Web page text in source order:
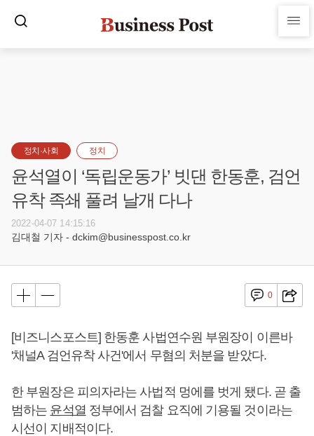
정치·사회 정치
윤석열이 ‘독립운동가’ 빗댄 한동훈, 검언
유착 족쇄 풀려 날개 다나
2022-04-07 14:15:16
김대철 기자 - dckim@businesspost.co.kr
0
[비즈니스포스트] 한동훈 사법연수원 부원장이 이른바
'채널A 검언유착 사건'에서 무혐의 처분을 받았다.
한 부원장은 피의자라는 사법적 멍에를 벗게 됐다. 곧 출
범하는 윤석열 정부에서 검찰 요직에 기용될 것이라는
시선이 지배적이다.